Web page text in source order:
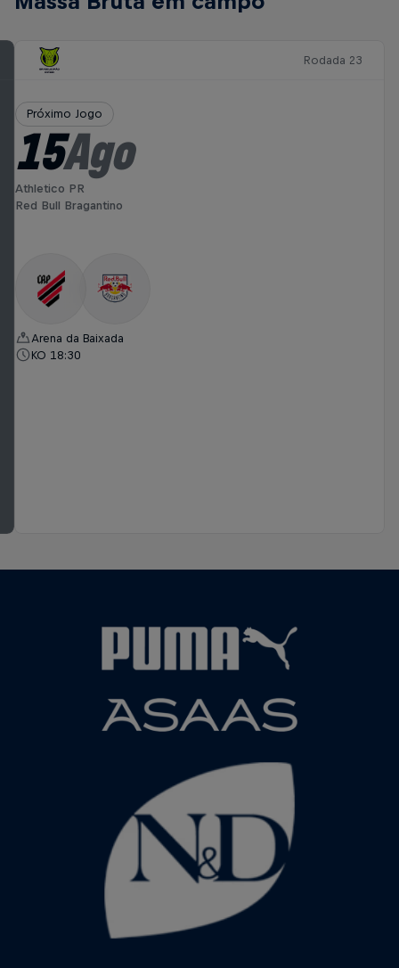
Rodada 23
Próximo Jogo
15Ago
Athletico PR
Red Bull Bragantino
Arena da Baixada
KO 18:30